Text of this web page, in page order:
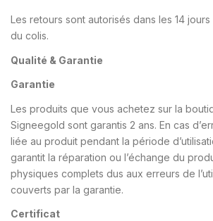
Les retours sont autorisés dans les 14
du colis.
Qualité & Garantie
Garantie
Les produits que vous achetez sur la
Signeegold sont garantis 2 ans. En cas
liée au produit pendant la période
garantit la réparation ou l’échange du
physiques complets dus aux erreurs de
couverts par la garantie.
Certificat